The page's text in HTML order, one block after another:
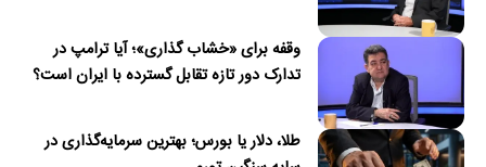
وقفه برای «خشاب گذاری»؛ آیا ترامپ در
تدارک دور تازه تقابل گسترده با ایران است؟
طلا، دلار یا بورس؛ بهترین سرمایه‌گذاری در